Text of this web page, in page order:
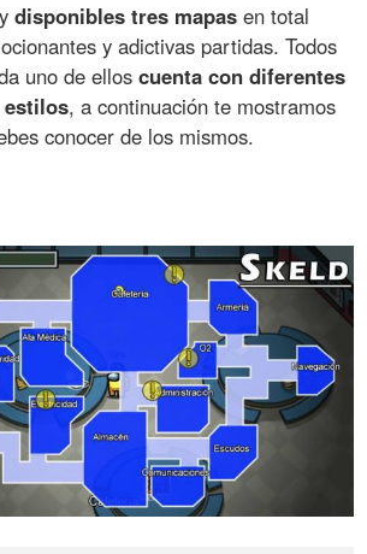
disponibles tres mapas en total
y adictivas partidas. Todos
uno de elloscuenta con diferentes
, a continuación te mostramos
conocer de los mismos.